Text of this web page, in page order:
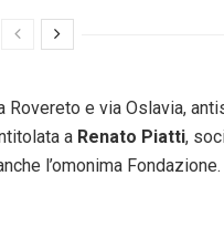
e via Oslavia,
a Renato Piatti,
l’omonima Fondazione.